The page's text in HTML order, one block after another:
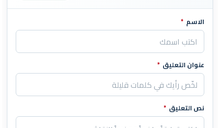
اترك هذا الحقل فارغاً
الاسم *
عنوان التعليق *
نص التعليق *